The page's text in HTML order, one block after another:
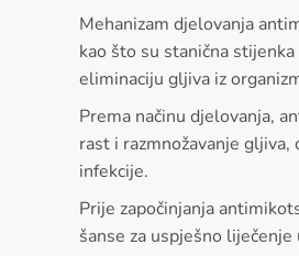
Mehanizam djelovanja
kao što su stanična
eliminaciju gljiva iz
Prema načinu djelovanja,
rast i razmnožavanje
infekcije.
Prije započinjanja
šanse za uspješno